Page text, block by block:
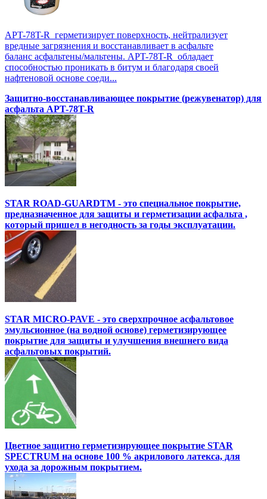
APT-78T-R герметизирует поверхность, нейтрализует
вредные загрязнения и восстанавливает в асфальте
баланс асфальтены/мальтены. APT-78T-R обладает
способностью проникать в битум и благодаря своей
нафтеновой основе соеди...
Защитно-восстанавливающее покрытие (режувенатор) для
асфальта APT-78T-R
STAR ROAD-GUARDTM - это специальное покрытие,
предназначенное для защиты и герметизации асфальта ,
который пришел в негодность за годы эксплуатации.
STAR MICRO-PAVE - это сверхпрочное асфальтовое
эмульсионное (на водной основе) герметизирующее
покрытие для защиты и улучшения внешнего вида
асфальтовых покрытий.
Цветное защитно герметизирующее покрытие STAR
SPECTRUM на основе 100 % акрилового латекса, для
ухода за дорожным покрытием.